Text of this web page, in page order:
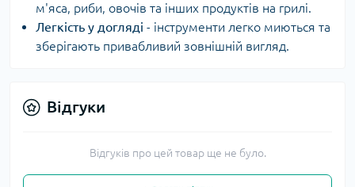
м'яса, риби, овочів та інших продуктів на грилі.
Легкість у догляді - інструменти легко миються та
зберігають привабливий зовнішній вигляд.
Відгуки
Відгуків про цей товар ще не було.